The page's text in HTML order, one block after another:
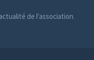
de l'association.